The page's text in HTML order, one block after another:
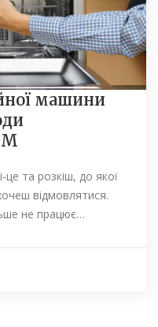
машини
та розкіш, до якої
відмовлятися.
не працює…